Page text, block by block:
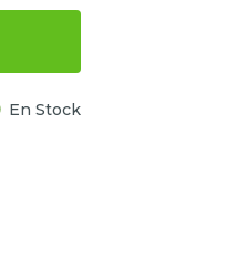
En Stock